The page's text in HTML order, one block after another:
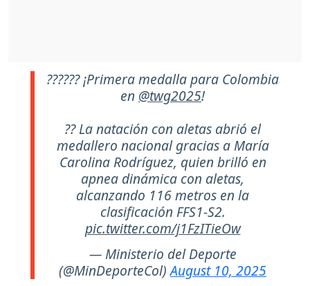
?????? ¡Primera medalla para Colombia
en @twg2025!
?? La natación con aletas abrió el
medallero nacional gracias a María
Carolina Rodríguez, quien brilló en
apnea dinámica con aletas,
alcanzando 116 metros en la
clasificación FFS1-S2.
pic.twitter.com/j1FzITieOw
— Ministerio del Deporte
(@MinDeporteCol)August 10, 2025